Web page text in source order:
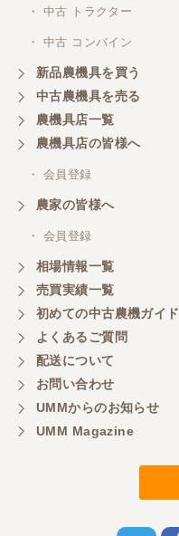
・ 中古 トラクター
・ 中古 コンバイン
新品農機具を買う
中古農機具を売る
農機具店一覧
農機具店の皆様へ
・ 会員登録
農家の皆様へ
・ 会員登録
相場情報一覧
売買実績一覧
初めての中古農機ガイド
よくあるご質問
配送について
お問い合わせ
UMMからのお知らせ
UMM Magazine